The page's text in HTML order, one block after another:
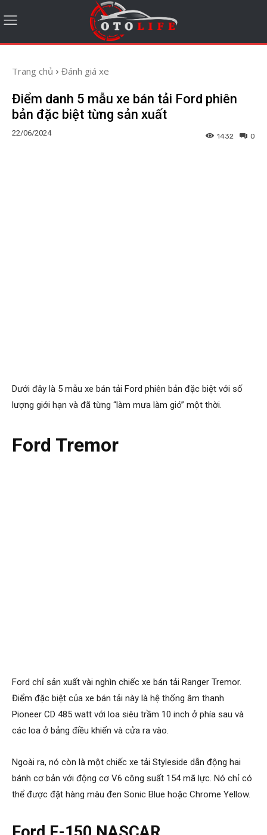
Trang chủ Đánh giá xe
Điểm danh 5 mẫu xe bán tải Ford phiên
bản đặc biệt từng sản xuất
22/06/2024 0
1432
Dưới đây là 5 mẫu xe bán tải Ford phiên bản đặc biệt với số
lượng giới hạn và đã từng “làm mưa làm gió” một thời.
Ford Tremor
Ford chỉ sản xuất vài nghìn chiếc xe bán tải Ranger Tremor.
Điểm đặc biệt của xe bán tải này là hệ thống âm thanh
Pioneer CD 485 watt với loa siêu trầm 10 inch ở phía sau và
các loa ở bảng điều khiển và cửa ra vào.
Ngoài ra, nó còn là một chiếc xe tải Styleside dẫn động hai
bánh cơ bản với động cơ V6 công suất 154 mã lực. Nó chỉ có
thể được đặt hàng màu đen Sonic Blue hoặc Chrome Yellow.